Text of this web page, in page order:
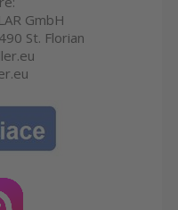
GmbH
St. Florian